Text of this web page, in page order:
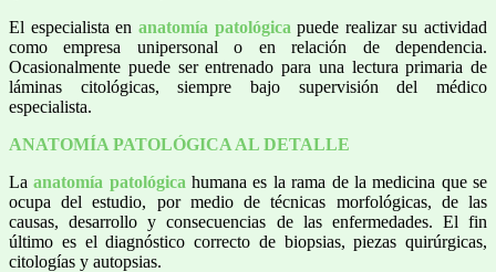
El especialista en anatomía patológica puede realizar su actividad
como empresa unipersonal o en relación de dependencia.
Ocasionalmente puede ser entrenado para una lectura primaria de
láminas citológicas, siempre bajo supervisión del médico
especialista.
ANATOMÍA PATOLÓGICA AL DETALLE
Laanatomía patológica humana es la rama de la medicina que se
ocupa del estudio, por medio de técnicas morfológicas, de las
causas, desarrollo y consecuencias de las enfermedades. El fin
último es el diagnóstico correcto de biopsias, piezas quirúrgicas,
citologías y autopsias.